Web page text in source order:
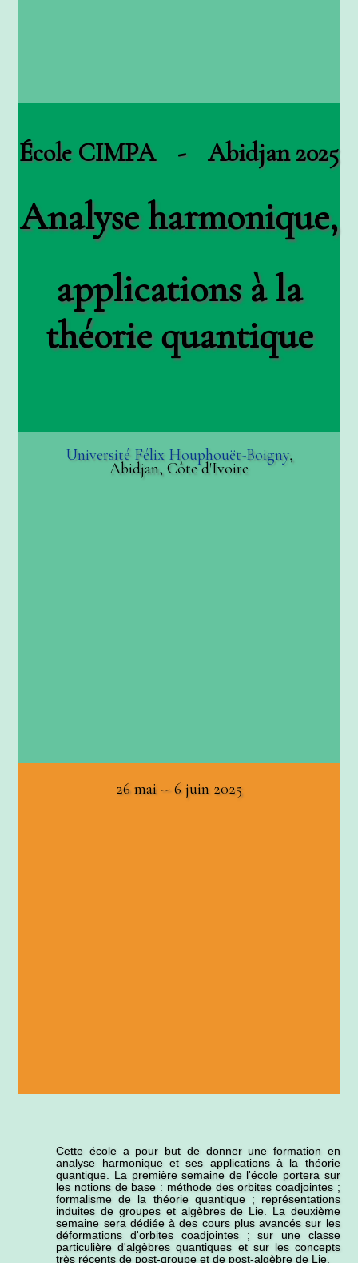
École CIMPA - Abidjan 2025
Analyse harmonique,
applications à la
théorie quantique
Université Félix Houphouët-Boigny,
Abidjan, Côte d'Ivoire
26 mai -- 6 juin 2025
Cette école a pour but de donner une formation en
analyse harmonique et ses applications à la théorie
quantique. La première semaine de l'école portera sur
les notions de base : méthode des orbites coadjointes ;
formalisme de la théorie quantique ; représentations
induites de groupes et algèbres de Lie. La deuxième
semaine sera dédiée à des cours plus avancés sur les
déformations d'orbites coadjointes ; sur une classe
particulière d'algèbres quantiques et sur les concepts
très récents de post-groupe et de post-algèbre de Lie.